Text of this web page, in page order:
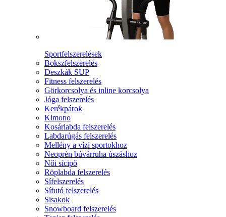
Sportfelszerelések
Bokszfelszerelés
Deszkák SUP
Fitness felszerelés
Görkorcsolya és inline korcsolya
Jóga felszerelés
Kerékpárok
Kimono
Kosárlabda felszerelés
Labdarúgás felszerelés
Mellény a vízi sportokhoz
Neoprén búvárruha úszáshoz
Női sícipő
Röplabda felszerelés
Sífelszerelés
Sífutó felszerelés
Sisakok
Snowboard felszerelés